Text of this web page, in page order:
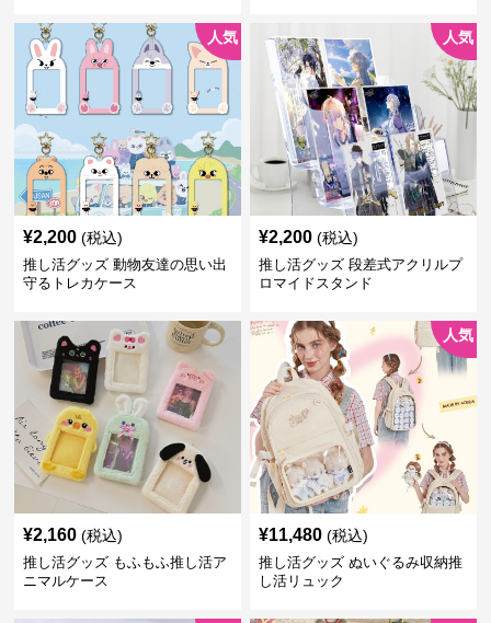
人気
¥2,200 (税込)
推し活グッズ 動物友達の思い出
守るトレカケース
人気
¥2,200 (税込)
推し活グッズ 段差式アクリルプ
ロマイドスタンド
¥2,160 (税込)
推し活グッズ もふもふ推し活ア
ニマルケース
人気
¥11,480 (税込)
推し活グッズ ぬいぐるみ収納推
し活リュック